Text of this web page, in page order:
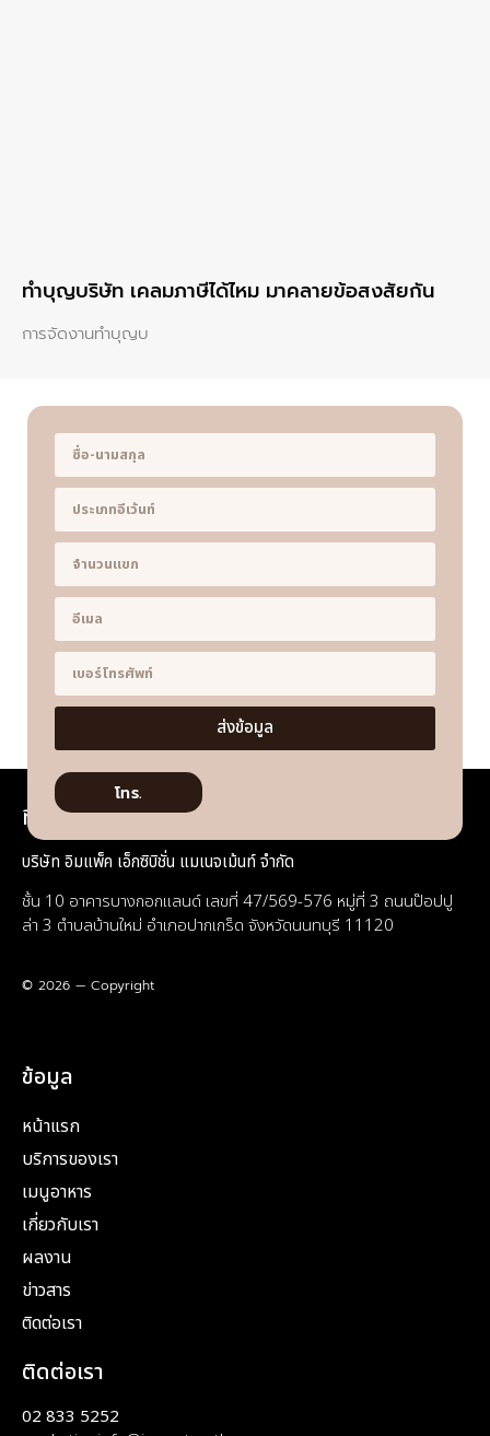
ทําบุญบริษัท เคลมภาษีได้ไหม มาคลายข้อสงสัยกัน
การจัดงานทำบุญบ
ส่งข้อมูล
โทร.
ที่อยู่
บริษัท อิมแพ็ค เอ็กซิบิชั่น แมเนจเม้นท์ จำกัด
ชั้น 10 อาคารบางกอกแลนด์ เลขที่ 47/569-576 หมู่ที่ 3 ถนนป๊อปปู
ล่า 3 ตำบลบ้านใหม่ อำเภอปากเกร็ด จังหวัดนนทบุรี 11120
© 2026 — Copyright
ข้อมูล
หน้าแรก
บริการของเรา
เมนูอาหาร
เกี่ยวกับเรา
ผลงาน
ข่าวสาร
ติดต่อเรา
ติดต่อเรา
02 833 5252